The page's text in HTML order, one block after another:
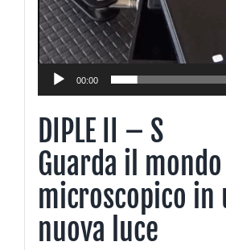
00:00
DIPLE II – S
Guarda il mondo
microscopico in
nuova luce